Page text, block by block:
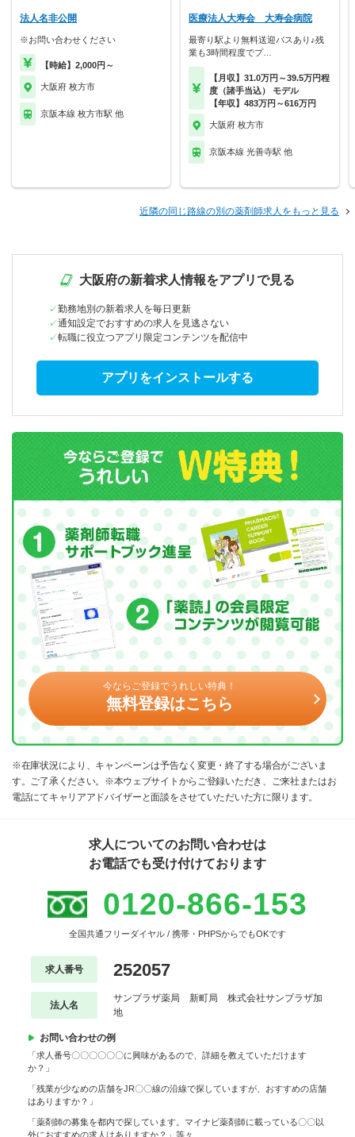
法人名非公開
※お問い合わせください
【時給】2,000円～
大阪府 枚方市
京阪本線 枚方市駅 他
医療法人大寿会 大寿会病院
最寄り駅より無料送迎バスあり♪残
業も3時間程度でプ…
【月収】31.0万円～39.5万円程
度（諸手当込） モデル
【年収】483万円～616万円
大阪府 枚方市
京阪本線 光善寺駅 他
近隣の同じ路線の別の薬剤師求人をもっと見る
大阪府の新着求人情報をアプリで見る
勤務地別の新着求人を毎日更新
通知設定でおすすめの求人を見逃さない
転職に役立つアプリ限定コンテンツを配信中
アプリをインストールする
今ならご登録でうれしい特典！
無料登録はこちら
※在庫状況により、キャンペーンは予告なく変更・終了する場合がございま
す。ご了承ください。※本ウェブサイトからご登録いただき、ご来社またはお
電話にてキャリアアドバイザーと面談をさせていただいた方に限ります。
求人についてのお問い合わせは
お電話でも受け付けております
0120-866-153
全国共通フリーダイヤル / 携帯・PHPSからでもOKです
求人番号 252057
法人名
サンプラザ薬局 新町局 株式会社サンプラザ加
地
お問い合わせの例
「求人番号〇〇〇〇〇〇に興味があるので、詳細を教えていただけます
か？」
「残業が少なめの店舗をJR〇〇線の沿線で探していますが、おすすめの店舗
はありますか？」
「薬剤師の募集を都内で探しています。マイナビ薬剤師に載っている〇〇以
外におすすめの求人はありますか？」等々